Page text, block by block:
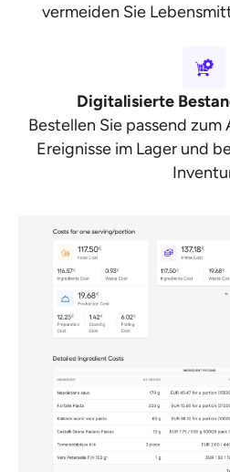
vermeiden Sie
Digitalisierte
Bestellen Sie passend
Ereignisse im Lager und